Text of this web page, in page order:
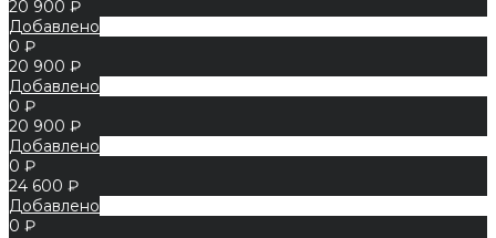
20 900 ₽
Добавлено
0 ₽
20 900 ₽
Добавлено
0 ₽
20 900 ₽
Добавлено
0 ₽
24 600 ₽
Добавлено
0 ₽